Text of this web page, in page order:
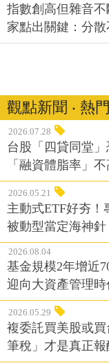
指數創高但雜音
家點出關鍵：分
觀點新聞 ‧ 熱
2026.07.28
台股「四貸同堂
「融資體脂率」不
2026.05.21
主動式ETF好夯！
被動型當定海神針
2026.08.04
基金規模2年增近
迎向大資產管理時
2026.05.29
複委託買美股或
筆稅」才是真正報